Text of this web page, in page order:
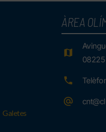
Galetes
ÀREA
08225